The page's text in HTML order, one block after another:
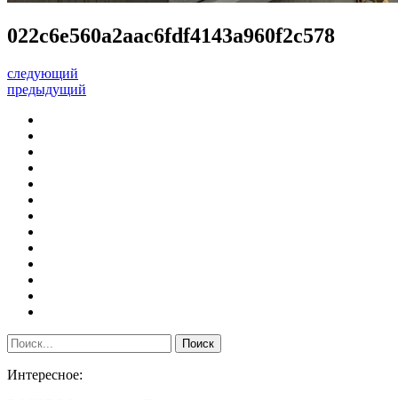
022c6e560a2aac6fdf4143a960f2c578
следующий
предыдущий
Интересное: